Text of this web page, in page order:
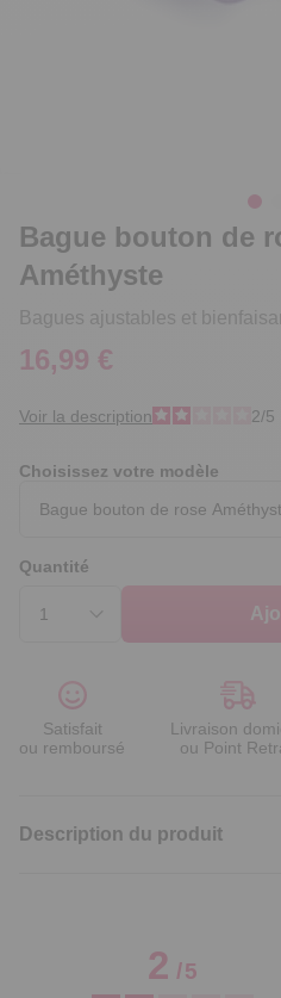
Bague bouton de
Améthyste
Bagues ajustables et
16,99 €
Voir la description 2/5
Choisissez votre modèle
Quantité
Satisfait
ou remboursé
Livraison
ou Point
Description du produit
2/5